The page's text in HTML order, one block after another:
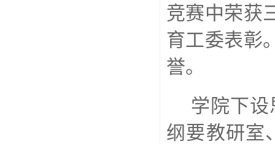
竞赛中荣获
育工委表彰
誉。
学院下
纲要教研室